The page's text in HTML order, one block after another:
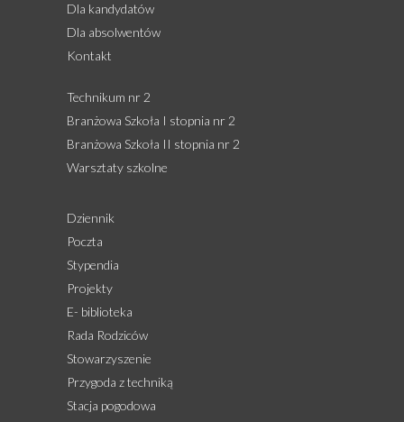
Dla kandydatów
Dla absolwentów
Kontakt
Technikum nr 2
Branżowa Szkoła I stopnia nr 2
Branżowa Szkoła II stopnia nr 2
Warsztaty szkolne
Dziennik
Poczta
Stypendia
Projekty
E- biblioteka
Rada Rodziców
Stowarzyszenie
Przygoda z techniką
Stacja pogodowa